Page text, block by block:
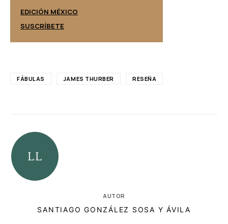
EDICIÓN MÉXICO
SUSCRÍBETE
FÁBULAS JAMES THURBER RESEÑA
AUTOR
SANTIAGO GONZÁLEZ SOSA Y ÁVILA